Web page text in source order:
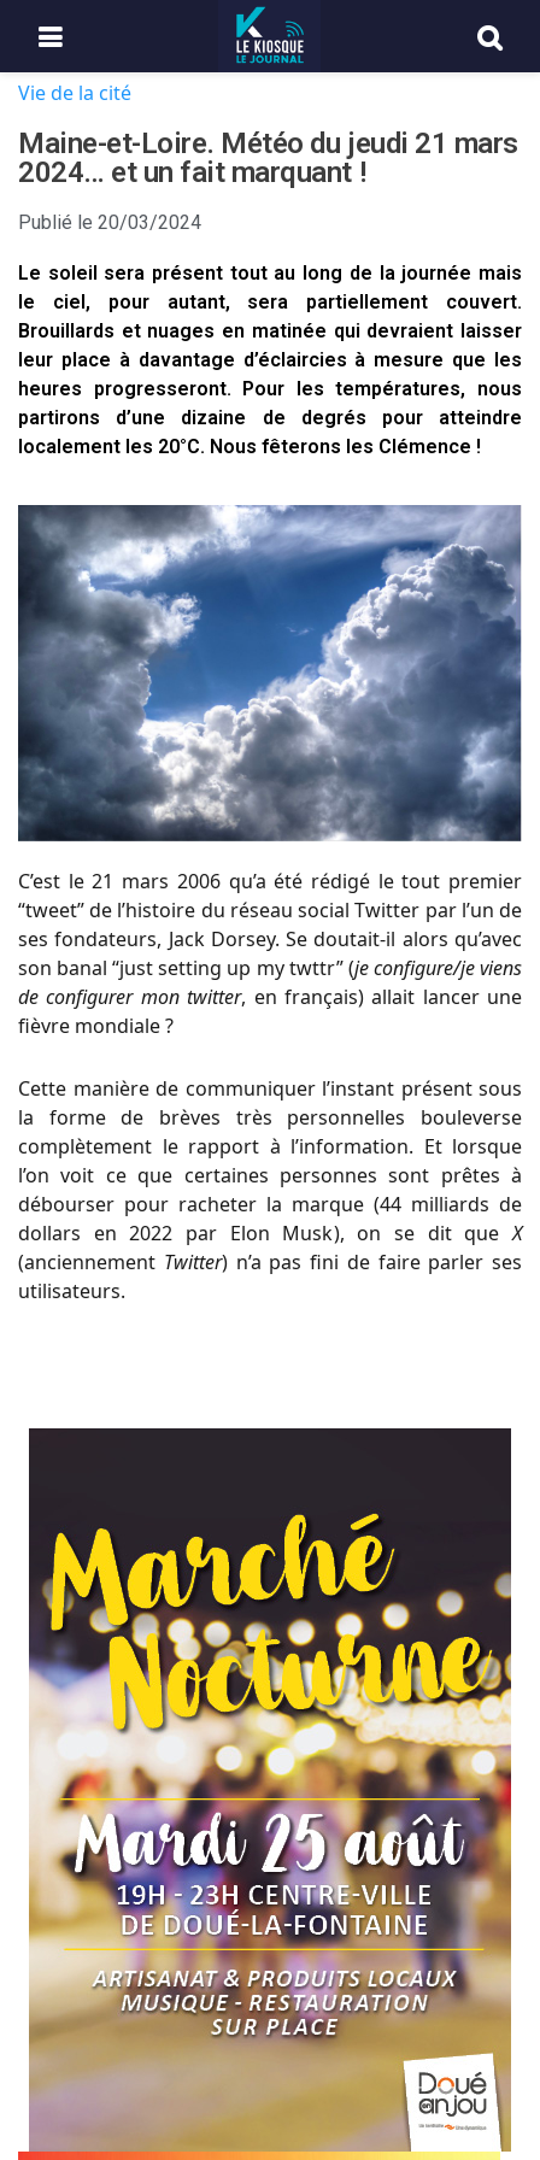
Vie de la cité
Maine-et-Loire. Météo du jeudi 21 mars
2024… et un fait marquant !
Publié le 20/03/2024
Le soleil sera présent tout au long de la journée mais
le ciel, pour autant, sera partiellement couvert.
Brouillards et nuages en matinée qui devraient laisser
leur place à davantage d’éclaircies à mesure que les
heures progresseront. Pour les températures, nous
partirons d’une dizaine de degrés pour atteindre
localement les 20°C. Nous fêterons les Clémence !
C’est le 21 mars 2006 qu’a été rédigé le tout premier
“tweet” de l’histoire du réseau social Twitter par l’un de
ses fondateurs, Jack Dorsey. Se doutait-il alors qu’avec
son banal “just setting up my twttr” (je configure/je viens
de configurer mon twitter, en français) allait lancer une
fièvre mondiale ?
Cette manière de communiquer l’instant présent sous
la forme de brèves très personnelles bouleverse
complètement le rapport à l’information. Et lorsque
l’on voit ce que certaines personnes sont prêtes à
débourser pour racheter la marque (44 milliards de
dollars en 2022 par Elon Musk), on se dit queX
(anciennement Twitter) n’a pas fini de faire parler ses
utilisateurs.